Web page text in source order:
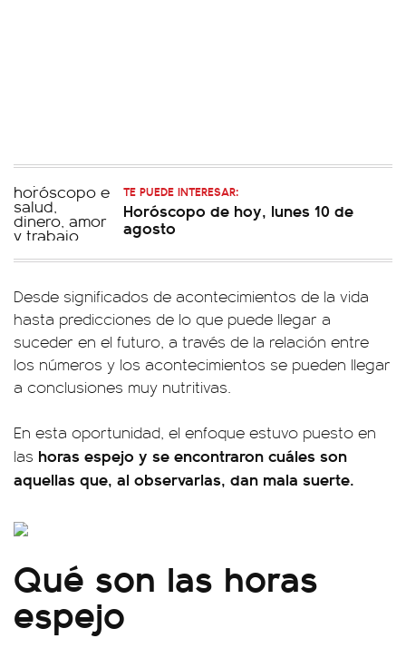
TE PUEDE INTERESAR:
Horóscopo de hoy, lunes 10 de
agosto
Desde significados de acontecimientos de la vida
hasta predicciones de lo que puede llegar a
suceder en el futuro, a través de la relación entre
los números y los acontecimientos se pueden llegar
a conclusiones muy nutritivas.
En esta oportunidad, el enfoque estuvo puesto en
las horas espejo y se encontraron cuáles son
aquellas que, al observarlas, dan mala suerte.
Qué son las horas
espejo